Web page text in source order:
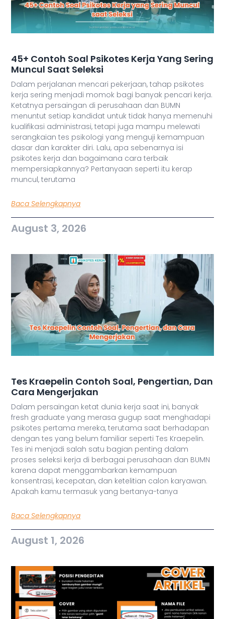
45+ Contoh Soal Psikotes Kerja Yang Sering
Muncul Saat Seleksi
Dalam perjalanan mencari pekerjaan, tahap psikotes
kerja sering menjadi momok bagi banyak pencari kerja.
Ketatnya persaingan di perusahaan dan BUMN
menuntut setiap kandidat untuk tidak hanya memenuhi
kualifikasi administrasi, tetapi juga mampu melewati
serangkaian tes psikologi yang menguji kemampuan
dasar dan karakter diri. Lalu, apa sebenarnya isi
psikotes kerja dan bagaimana cara terbaik
mempersiapkannya? Pertanyaan seperti itu kerap
muncul, terutama
Baca Selengkapnya
August 3, 2026
Tes Kraepelin Contoh Soal, Pengertian, Dan
Cara Mengerjakan
Dalam persaingan ketat dunia kerja saat ini, banyak
fresh graduate yang merasa gugup saat menghadapi
psikotes pertama mereka, terutama saat berhadapan
dengan tes yang belum familiar seperti Tes Kraepelin.
Tes ini menjadi salah satu bagian penting dalam
proses seleksi kerja di berbagai perusahaan dan BUMN
karena dapat menggambarkan kemampuan
konsentrasi, kecepatan, dan ketelitian calon karyawan.
Apakah kamu termasuk yang bertanya-tanya
Baca Selengkapnya
August 1, 2026